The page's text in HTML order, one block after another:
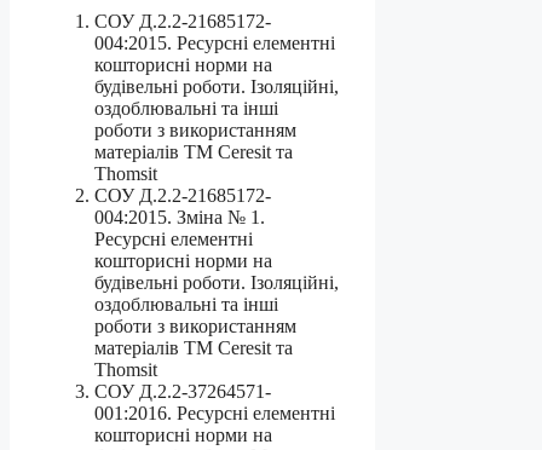
СОУ Д.2.2-21685172-
004:2015. Ресурсні елементні
кошторисні норми на
будівельні роботи. Ізоляційні,
оздоблювальні та інші
роботи з використанням
матеріалів ТМ Ceresit та
Thomsit
СОУ Д.2.2-21685172-
004:2015. Зміна № 1.
Ресурсні елементні
кошторисні норми на
будівельні роботи. Ізоляційні,
оздоблювальні та інші
роботи з використанням
матеріалів ТМ Ceresit та
Thomsit
СОУ Д.2.2-37264571-
001:2016. Ресурсні елементні
кошторисні норми на